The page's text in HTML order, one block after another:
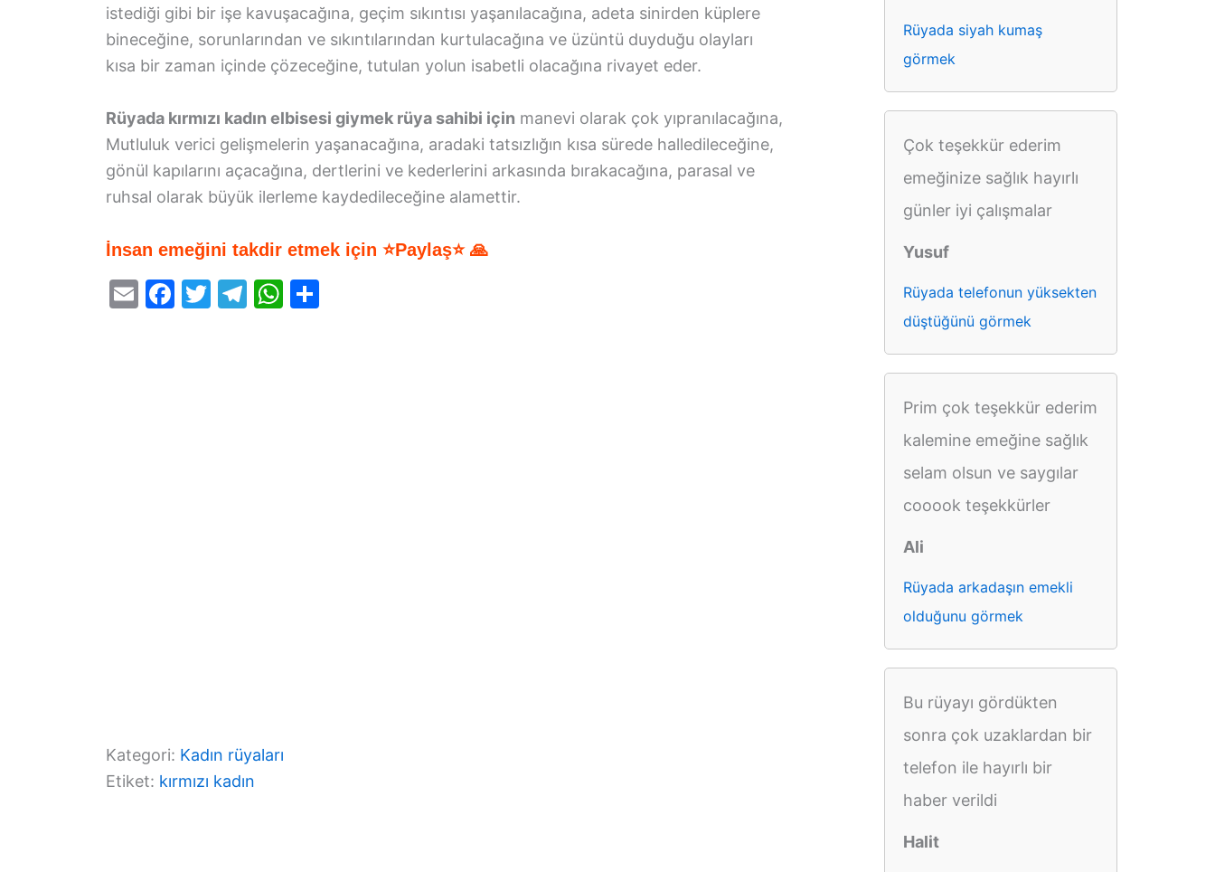
istediği gibi bir işe kavuşacağına, geçim sıkıntısı yaşanılacağına, adeta sinirden küplere
bineceğine, sorunlarından ve sıkıntılarından kurtulacağına ve üzüntü duyduğu olayları
kısa bir zaman içinde çözeceğine, tutulan yolun isabetli olacağına rivayet eder.
Rüyada kırmızı kadın elbisesi giymek rüya sahibi için manevi olarak çok yıpranılacağına,
Mutluluk verici gelişmelerin yaşanacağına, aradaki tatsızlığın kısa sürede halledileceğine,
gönül kapılarını açacağına, dertlerini ve kederlerini arkasında bırakacağına, parasal ve
ruhsal olarak büyük ilerleme kaydedileceğine alamettir.
İnsan emeğini takdir etmek için ⭐Paylaş⭐ 🙏
E
F
T
T
W
Kategori: Kadın rüyaları
Etiket: kırmızı kadın
Rüyada siyah kumaş
görmek
Çok teşekkür ederim
emeğinize sağlık hayırlı
günler iyi çalışmalar
Yusuf
Rüyada telefonun yüksekten
düştüğünü görmek
Prim çok teşekkür ederim
kalemine emeğine sağlık
selam olsun ve saygılar
cooook teşekkürler
Ali
Rüyada arkadaşın emekli
olduğunu görmek
Bu rüyayı gördükten
sonra çok uzaklardan bir
telefon ile hayırlı bir
haber verildi
Halit